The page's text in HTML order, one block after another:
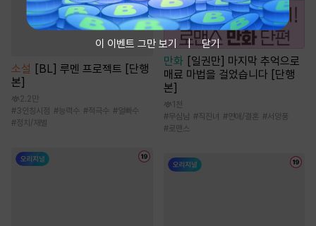
소설 [BL] 루멘 프로젝트 [단행
본]
2.2만
#3인칭시점 #능력수 #적극수 #얼빠수
#정치/재벌
만화 [일권만] 마지막 추억으로
매료 마법을 걸었습니다 [단행
본]
1천
#무심남 #직진녀 #연애/결혼 #서양풍
#로맨스
이 이벤트 그만 보기 닫기